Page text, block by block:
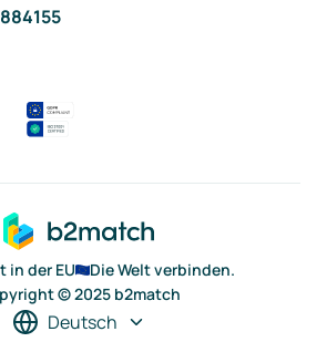
in der EU
Die Welt verbinden.
© 2025 b2match
Deutsch